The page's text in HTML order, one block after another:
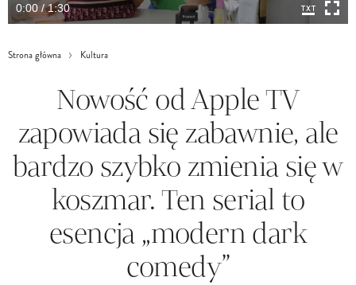
0:00 / 1:30
Strona główna Kultura
Nowość od Apple TV
zapowiada się zabawnie, ale
bardzo szybko zmienia się w
koszmar. Ten serial to
esencja „modern dark
comedy”